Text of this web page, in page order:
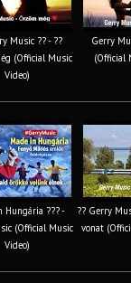
Music ?? - ??
(Official Music
Video)
Gerry
(Official
Hungária ??? -
(Official Music
Video)
?? Gerry
vonat